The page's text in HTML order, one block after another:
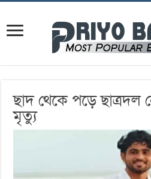
ছাদ থেকে পড়ে
মৃত্যু